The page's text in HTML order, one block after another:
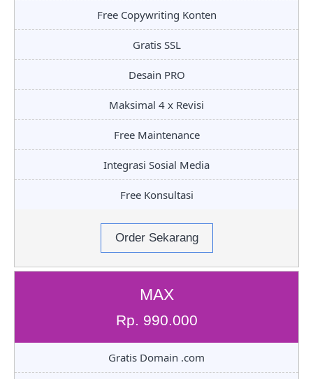
Free Copywriting Konten
Gratis SSL
Desain PRO
Maksimal 4 x Revisi
Free Maintenance
Integrasi Sosial Media
Free Konsultasi
Order Sekarang
MAX
Rp. 990.000
Gratis Domain .com